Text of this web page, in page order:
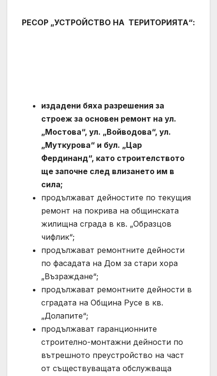
РЕСОР „УСТРОЙСТВО НА ТЕРИТОРИЯТА“:
издадени бяха разрешения за
строеж за основен ремонт на ул.
„Мостова“, ул. „Войводова“, ул.
„Муткурова“ и бул. „Цар
Фердинанд“, като строителството
ще започне след влизането им в
сила;
продължават дейностите по текущия
ремонт на покрива на общинската
жилищна сграда в кв. „Образцов
чифлик“;
продължават ремонтните дейности
по фасадата на Дом за стари хора
„Възраждане“;
продължават ремонтните дейности в
сградата на Община Русе в кв.
„Долапите“;
продължават гаранционните
строително-монтажни дейности по
вътрешното преустройство на част
от съществуващата обслужваща